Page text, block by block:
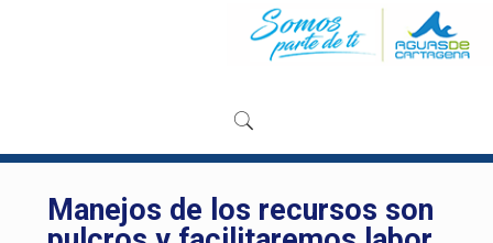
Manejos de los recursos son